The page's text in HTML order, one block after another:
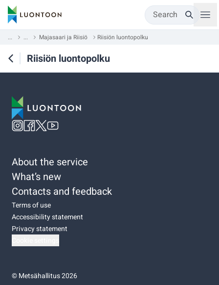
Search
... ... Majasaari ja Riisiö Riisiön luontopolku
Riisiön luontopolku
About the service
What’s new
Contacts and feedback
Terms of use
Accessibility statement
Privacy statement
©Metsähallitus 2026